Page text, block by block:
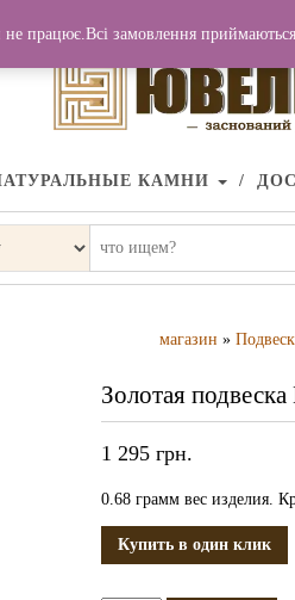
КАМНИ
магазин »
Золотая
1 295 грн.
0.68 грамм вес изделия.
Купить в один клик
працює.Всі замовлення